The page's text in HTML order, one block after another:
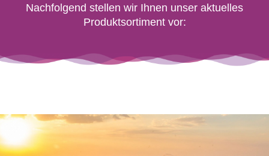
Nachfolgend stellen wir Ihnen unser aktuelles
Produktsortiment vor: